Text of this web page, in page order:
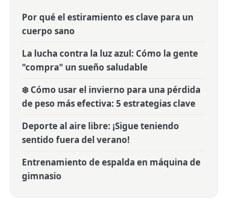
Por qué el estiramiento es clave para un
cuerpo sano
La lucha contra la luz azul: Cómo la gente
"compra" un sueño saludable
❄️ Cómo usar el invierno para una pérdida
de peso más efectiva: 5 estrategias clave
Deporte al aire libre: ¡Sigue teniendo
sentido fuera del verano!
Entrenamiento de espalda en máquina de
gimnasio